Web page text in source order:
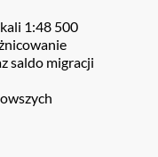
1:48 500
saldo migracji